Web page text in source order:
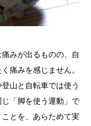
みが出るものの、自
痛みを感じません。
山と自転車では使う
「脚を使う運動」で
とを、あらためて実